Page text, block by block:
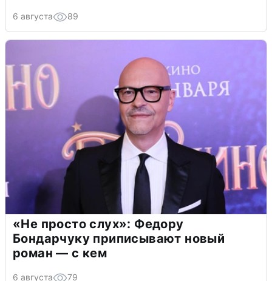
6 августа 89
«Не просто слух»: Федору
Бондарчуку приписывают новый
роман — с кем
6 августа 79